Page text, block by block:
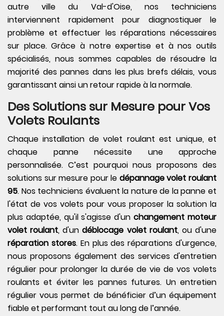
autre ville du Val-d'Oise, nos techniciens
interviennent rapidement pour diagnostiquer le
problème et effectuer les réparations nécessaires
sur place. Grâce à notre expertise et à nos outils
spécialisés, nous sommes capables de résoudre la
majorité des pannes dans les plus brefs délais, vous
garantissant ainsi un retour rapide à la normale.
Des Solutions sur Mesure pour Vos
Volets Roulants
Chaque installation de volet roulant est unique, et
chaque panne nécessite une approche
personnalisée. C’est pourquoi nous proposons des
solutions sur mesure pour le dépannage volet roulant
95. Nos techniciens évaluent la nature de la panne et
l'état de vos volets pour vous proposer la solution la
plus adaptée, qu'il s'agisse d'unchangement moteur
volet roulant, d'undéblocage volet roulant, ou d'une
réparation stores. En plus des réparations d'urgence,
nous proposons également des services d'entretien
régulier pour prolonger la durée de vie de vos volets
roulants et éviter les pannes futures. Un entretien
régulier vous permet de bénéficier d’un équipement
fiable et performant tout au long de l’année.